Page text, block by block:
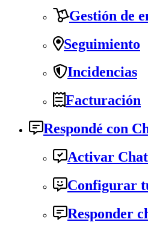
Gestión de
Seguimiento
Incidencias
Facturación
Respondé con
Activar
Configurar
Responder